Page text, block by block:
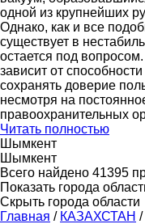
одной из крупнейших
Однако, как и все
существует в
остается под
зависит от
сохранять доверие
несмотря на
правоохранительных
Читать полностью
Шымкент
Шымкент
Всего найдено 41395
Показать города
Скрыть города области
Главная / КАЗАХСТАН /